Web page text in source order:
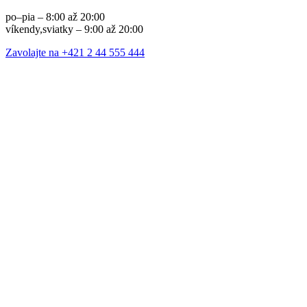
po–pia – 8:00 až 20:00
víkendy,sviatky – 9:00 až 20:00
Zavolajte na +421 2 44 555 444